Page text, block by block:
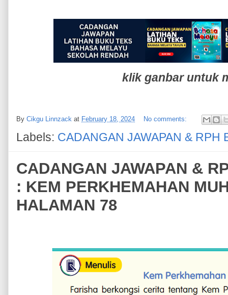
klik ganbar untuk
By Cikgu Linnzack at February 18, 2024 No comments:
Labels: CADANGAN JAWAPAN & RPH
CADANGAN JAWAPAN &
: KEM PERKHEMAHAN
HALAMAN 78